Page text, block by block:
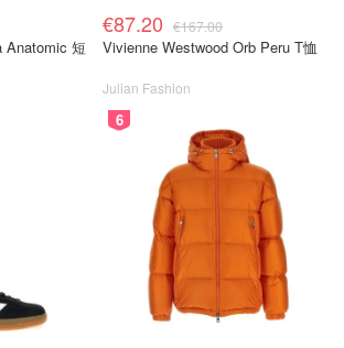
Anatomic 短
€87.20 €167.00
Vivienne Westwood Orb Peru T恤
Julian Fashion
6